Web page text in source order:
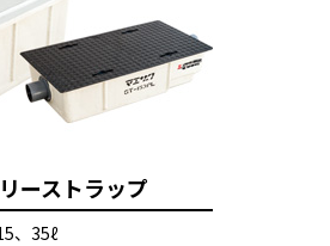
ーストラップ
、35ℓ